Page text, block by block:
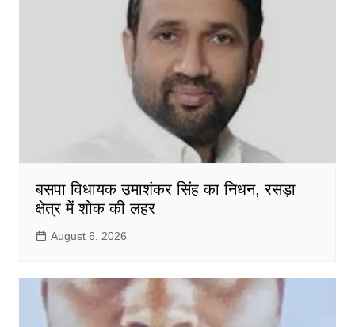
बसपा विधायक उमाशंकर सिंह का निधन, रसड़ा
क्षेत्र में शोक की लहर
August 6, 2026